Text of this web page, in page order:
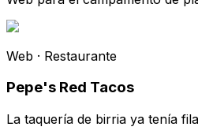
Web · Restaurante
Pepe's Red Tacos
La taquería de birria ya tenía